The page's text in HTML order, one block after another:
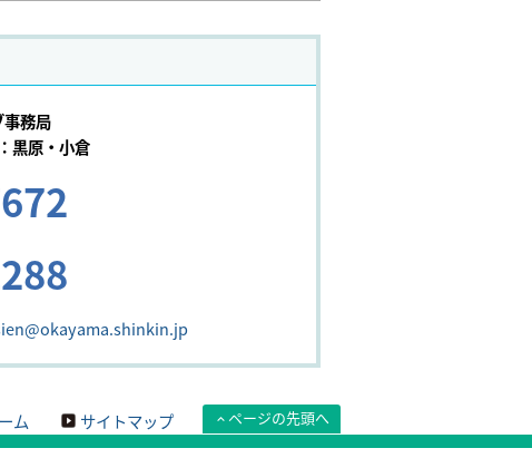
務局
黒原・小倉
ム サイトマップ ページの先頭へ